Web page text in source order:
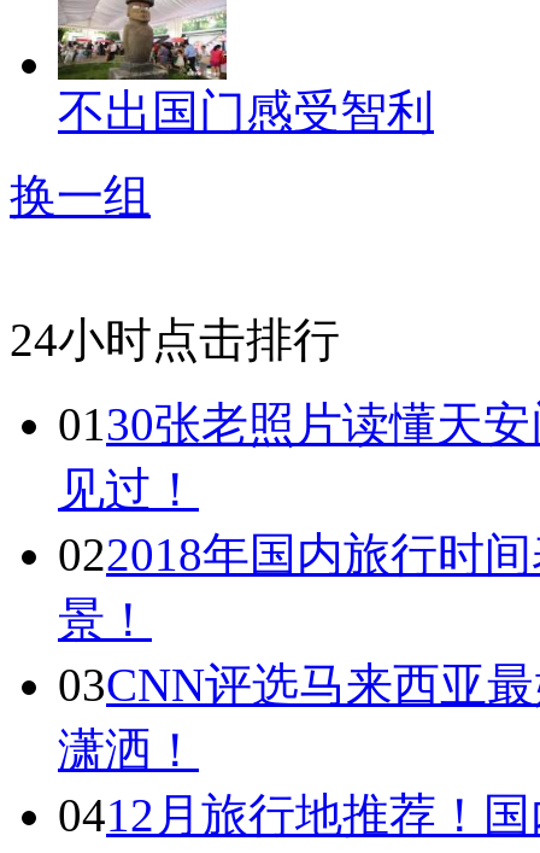
不出国门感受智利
换一组
24小时点击排行
0130张老照片读懂天
见过！
022018年国内旅行时
景！
03CNN评选马来西亚
潇洒！
0412月旅行地推荐！